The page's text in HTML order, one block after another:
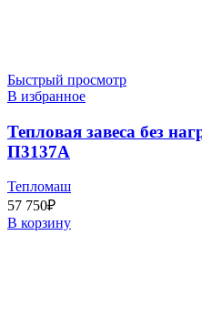
Быстрый просмотр
В избранное
Тепловая завеса без
П3137A
Тепломаш
57 750₽
В корзину